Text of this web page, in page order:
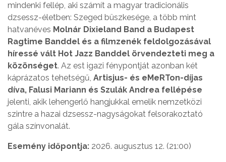
mindenki fellép, aki számít a magyar tradicionális
dzsessz-életben: Szeged büszkesége, a több mint
hatvanéves Molnár Dixieland Band a Budapest
Ragtime Banddel és a filmzenék feldolgozásával
híressé vált Hot Jazz Banddel örvendezteti meg a
közönséget. Az est igazi fénypontját azonban két
káprázatos tehetségű, Artisjus- és eMeRTon-díjas
díva, Falusi Mariann és Szulák Andrea fellépése
jelenti, akik lehengerlő hangjukkal emelik nemzetközi
szintre a hazai dzsessz-nagyságokat felsorakoztató
gála színvonalát.
Esemény időpontja: 2026. augusztus 12. (21:00)